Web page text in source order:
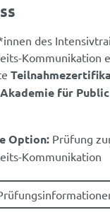
des
Kommunikation
für
Option:Prüfung
Kommunikation